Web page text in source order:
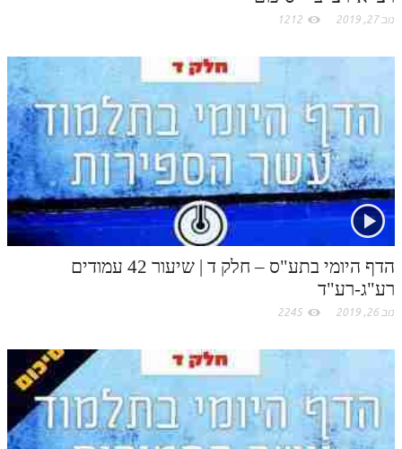
נוב 27, 2019 1212
הדף היומי בתע"ס – חלק ד | שיעור 42 עמודים
רע"ג-רע"ד
נוב 26, 2019 2245